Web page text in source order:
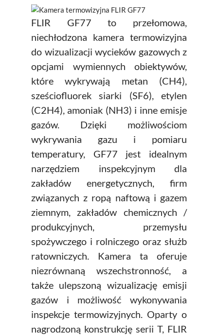
FLIR A400/A500/A700
FLIR GF304
FLIR GF346
FLIR GF77 to przełomowa,
niechłodzona kamera termowizyjna
do wizualizacji wycieków gazowych z
opcjami wymiennych obiektywów,
które wykrywają metan (CH4),
sześciofluorek siarki (SF6), etylen
(C2H4), amoniak (NH3) i inne emisje
gazów. Dzięki możliwościom
wykrywania gazu i pomiaru
temperatury, GF77 jest idealnym
narzędziem inspekcyjnym dla
zakładów energetycznych, firm
związanych z ropą naftową i gazem
ziemnym, zakładów chemicznych /
produkcyjnych, przemysłu
spożywczego i rolniczego oraz służb
ratowniczych. Kamera ta oferuje
niezrównaną wszechstronność, a
także ulepszoną wizualizację emisji
gazów i możliwość wykonywania
inspekcje termowizyjnych. Oparty o
nagrodzoną konstrukcję serii T, FLIR